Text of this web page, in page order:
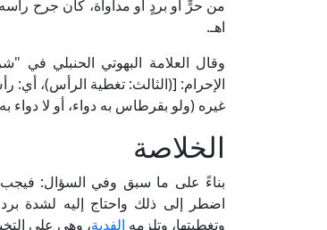
من حرٍّ أو بردٍ أو مداواة، كأن جرح
اهـ.
الإحرام: [(الثالث: تغطية الرأس)،
غيره (ولو بقرطاس به دواء، أو لا دواء
الخلاصة
بناءً على ما سبق وفي السؤال: فيجب
اضطر إلى ذلك واحتاج إليه لشدة
وتغطيتها، وتلزمه الفدية، وهي على